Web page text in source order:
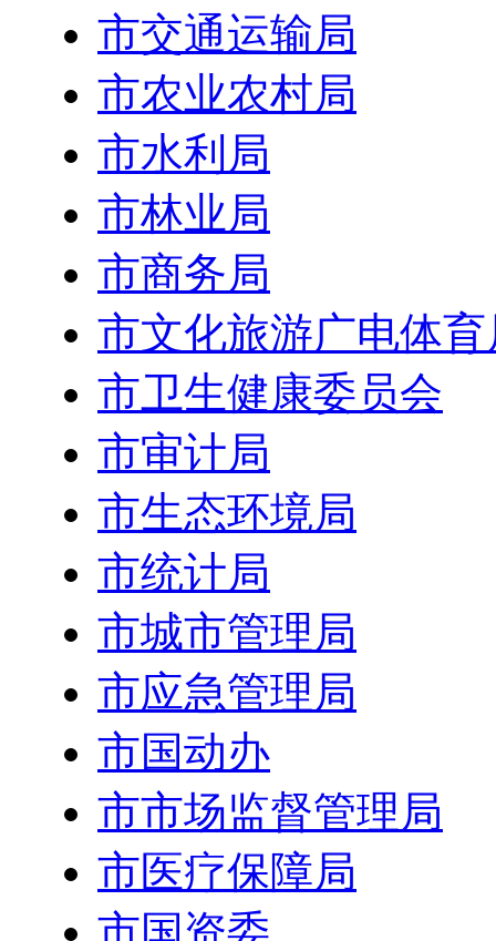
市交通运输局
市农业农村局
市水利局
市林业局
市商务局
市文化旅游广电体育
市卫生健康委员会
市审计局
市生态环境局
市统计局
市城市管理局
市应急管理局
市国动办
市市场监督管理局
市医疗保障局